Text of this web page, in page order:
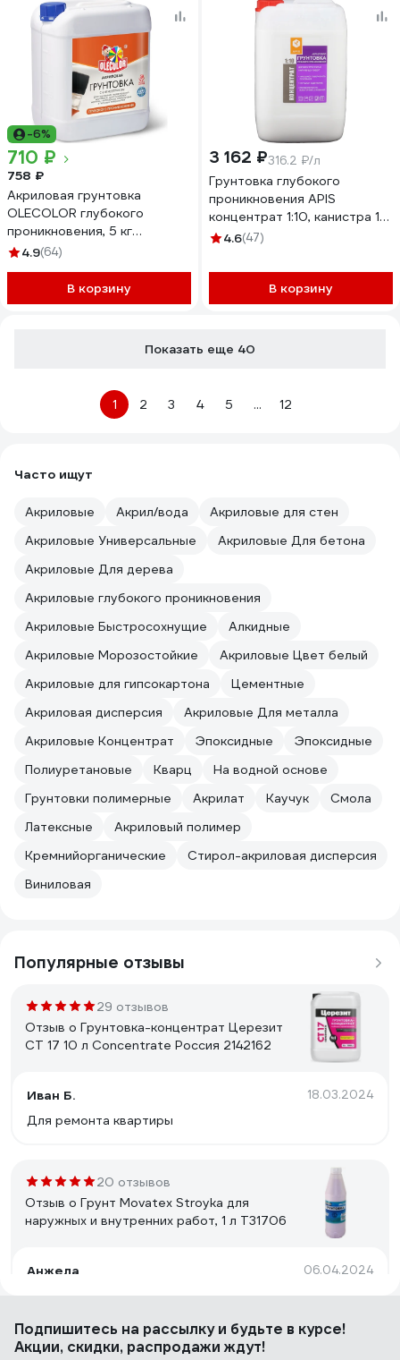
-6%
710 ₽
758 ₽
Акриловая грунтовка
OLECOLOR глубокого
проникновения, 5 кг
4300000056
4.9(64)
В корзину
3 162 ₽316.2 ₽/л
Грунтовка глубокого
проникновения APIS
концентрат 1:10, канистра 10
кг 4665296510167
4.6(47)
В корзину
Показать еще 40
1 2 3 4 5 ... 12
Часто ищут
Акриловые Акрил/вода
Акриловые для стен
Акриловые Универсальные
Акриловые Для бетона
Акриловые Для дерева
Акриловые глубокого проникновения
Акриловые Быстросохнущие
Алкидные
Акриловые Морозостойкие
Акриловые Цвет белый
Акриловые для гипсокартона
Цементные
Акриловая дисперсия
Акриловые Для металла
Акриловые Концентрат
Эпоксидные
Эпоксидные
Полиуретановые
Кварц
На водной основе
Грунтовки полимерные
Акрилат Каучук
Смола
Латексные
Акриловый полимер
Кремнийорганические
Стирол-акриловая дисперсия
Виниловая
Популярные отзывы
29 отзывов
Отзыв о Грунтовка-концентрат Церезит
CT 17 10 л Concentrate Россия 2142162
Иван Б. 18.03.2024
Для ремонта квартиры
20 отзывов
Отзыв о Грунт Movatex Stroyka для
наружных и внутренних работ, 1 л Т31706
Анжела 06.04.2024
Отлично создает поверхность под покраску
виниловых обоев на бетоне и дереве, годиться для
реставрационных работ на старой побелке на
Подпишитесь на рассылкуи будьте в курсе!
Акции, скидки, распродажи ждут!